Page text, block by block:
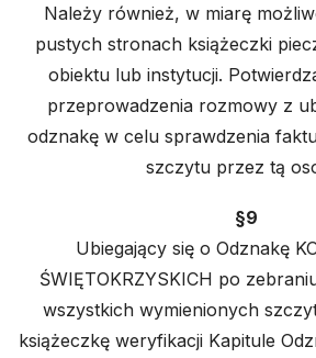
Należy również, w miarę
pustych stronach książeczki
obiektu lub instytucji.
przeprowadzenia rozmowy z
odznakę w celu sprawdzenia
szczytu przez tą
§9
Ubiegający się o Odznakę
ŚWIĘTOKRZYSKICH po
wszystkich wymienionych
książeczkę weryfikacji Kapitule